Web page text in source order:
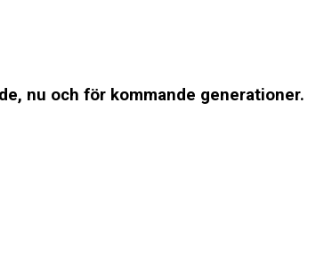
nu och för kommande generationer.